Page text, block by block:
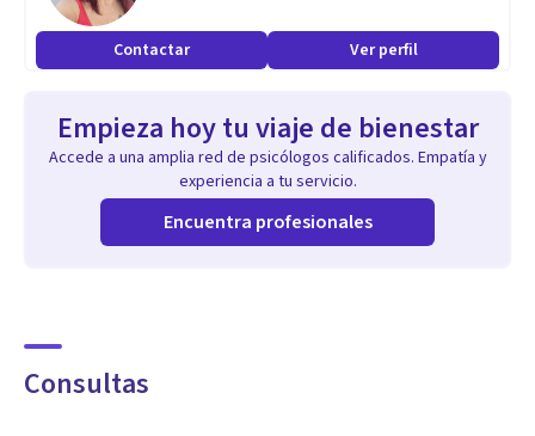
Contactar Ver perfil
Empieza hoy tu viaje de bienestar
Accede a una amplia red de psicólogos calificados. Empatía y
experiencia a tu servicio.
Encuentra profesionales
Consultas